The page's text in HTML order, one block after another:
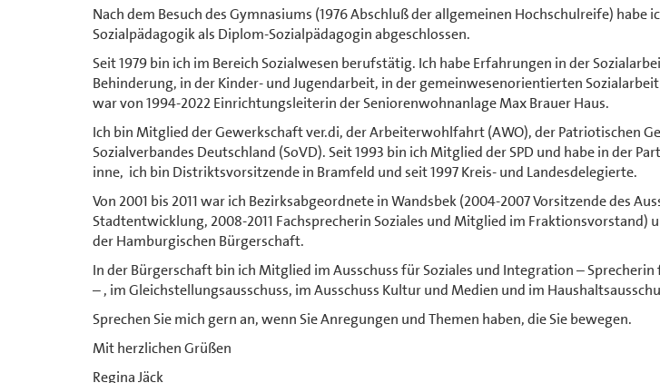
Nach dem Besuch des Gymnasiums (1976 Abschluß der allgemeinen Hochschulreife) habe
Sozialpädagogik als Diplom-Sozialpädagogin abgeschlossen.
Seit 1979 bin ich im Bereich Sozialwesen berufstätig. Ich habe Erfahrungen in der
Behinderung, in der Kinder- und Jugendarbeit, in der gemeinwesenorientierten
war von 1994-2022 Einrichtungsleiterin der Seniorenwohnanlage Max Brauer Haus.
Ich bin Mitglied der Gewerkschaft ver.di, der Arbeiterwohlfahrt (AWO), der Patriotischen
Sozialverbandes Deutschland (SoVD). Seit 1993 bin ich Mitglied der SPD und habe in der
inne, ich bin Distriktsvorsitzende in Bramfeld und seit 1997 Kreis- und Landesdelegierte.
Von 2001 bis 2011 war ich Bezirksabgeordnete in Wandsbek (2004-2007 Vorsitzende des
Stadtentwicklung, 2008-2011 Fachsprecherin Soziales und Mitglied im Fraktionsvorstand)
der Hamburgischen Bürgerschaft.
In der Bürgerschaft bin ich Mitglied im Ausschuss für Soziales und Integration –
– , im Gleichstellungsausschuss, im Ausschuss Kultur und Medien und im
Sprechen Sie mich gern an, wenn Sie Anregungen und Themen haben, die Sie bewegen.
Mit herzlichen Grüßen
Regina Jäck